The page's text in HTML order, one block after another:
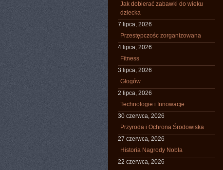
Jak dobierać zabawki do wieku
dziecka
7 lipca, 2026
Przestępczośc zorganizowana
4 lipca, 2026
Fitness
3 lipca, 2026
Głogów
2 lipca, 2026
Technologie i Innowacje
30 czerwca, 2026
Przyroda i Ochrona Środowiska
27 czerwca, 2026
Historia Nagrody Nobla
22 czerwca, 2026